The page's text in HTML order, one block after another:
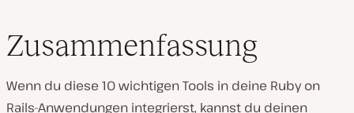
Zusammenfassung
Wenn du diese 10 wichtigen Tools in deine Ruby on
Rails-Anwendungen integrierst, kannst du deinen